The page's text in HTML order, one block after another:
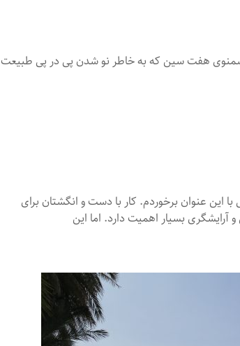
هفت سین که به خاطر نو شدن پی در پی طبیعت
عنوان برخوردم. کار با دست و انگشتان برای
بسیار اهمیت دارد. اما این